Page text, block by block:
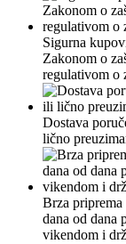
Sigurna
Zakonom o
regulativom o
Dostava
lično
Brza
dana od dana
vikendom i